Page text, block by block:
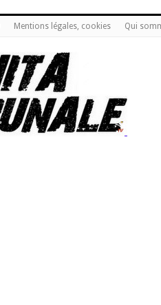
Mentions légales, cookies Qui